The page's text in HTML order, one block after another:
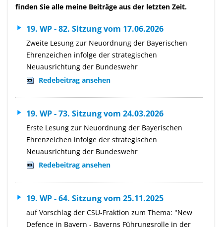
finden Sie alle meine Beiträge aus der letzten Zeit.
19. WP - 82. Sitzung vom 17.06.2026
Zweite Lesung zur Neuordnung der Bayerischen
Ehrenzeichen infolge der strategischen
Neuausrichtung der Bundeswehr
Redebeitrag ansehen
19. WP - 73. Sitzung vom 24.03.2026
Erste Lesung zur Neuordnung der Bayerischen
Ehrenzeichen infolge der strategischen
Neuausrichtung der Bundeswehr
Redebeitrag ansehen
19. WP - 64. Sitzung vom 25.11.2025
auf Vorschlag der CSU-Fraktion zum Thema: "New
Defence in Bayern - Bayerns Führungsrolle in der